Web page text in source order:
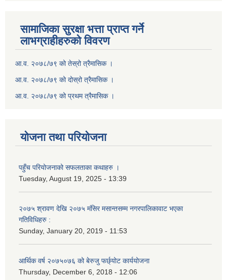
सामाजिका सुरक्षा भत्ता प्राप्त गर्ने
लाभग्राहीहरुको विवरण
आ.व. २०७८/७९ को तेस्रो त्रैमासिक ।
आ.व. २०७८/७९ को दोस्रो त्रैमासिक ।
आ.व. २०७८/७९ को प्रथम त्रैमासिक ।
योजना तथा परियोजना
पहुँच परियोजनाको सफलताका कथाहरु ।
Tuesday, August 19, 2025 - 13:39
२०७५ श्रावण देखि २०७५ मंसिर मसान्तसम्म नगरपालिकावाट भएका
गतिविधिहरु :
Sunday, January 20, 2019 - 11:53
आर्थिक वर्ष २०७५०७६ को बेरुजु फर्छ्योट कार्ययोजना
Thursday, December 6, 2018 - 12:06